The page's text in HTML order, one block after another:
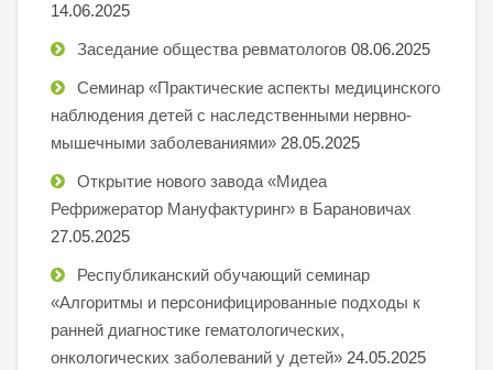
14.06.2025
Заседание общества ревматологов 08.06.2025
Семинар «Практические аспекты медицинского
наблюдения детей с наследственными нервно-
мышечными заболеваниями» 28.05.2025
Открытие нового завода «Мидеа
Рефрижератор Мануфактуринг» в Барановичах
27.05.2025
Республиканский обучающий семинар
«Алгоритмы и персонифицированные подходы к
ранней диагностике гематологических,
онкологических заболеваний у детей» 24.05.2025